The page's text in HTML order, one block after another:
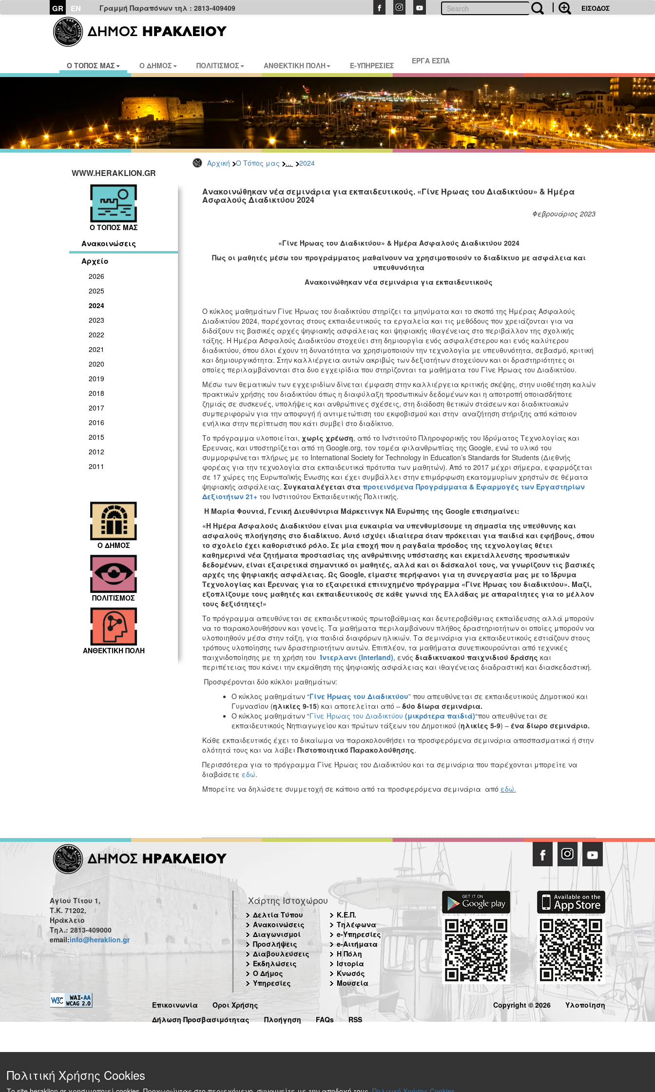
GR EN Γραμμή Παραπόνων τηλ : 2813-409409 ΕΙΣΟΔΟΣ
Ο ΤΟΠΟΣ ΜΑΣ Ο ΔΗΜΟΣ ΠΟΛΙΤΙΣΜΟΣ ΑΝΘΕΚΤΙΚΗ ΠΟΛΗ E-ΥΠΗΡΕΣΙΕΣ ΕΡΓΑ ΕΣΠΑ
Αρχική Ο Τόπος μας ... 2024
WWW.HERAKLION.GR
Ο ΤΟΠΟΣ ΜΑΣ
Ανακοινώσεις
Αρχείο
2026
2025
2024
2023
2022
2021
2020
2019
2018
2017
2016
2015
2012
2011
Ο ΔΗΜΟΣ
ΠΟΛΙΤΙΣΜΟΣ
ΑΝΘΕΚΤΙΚΗ ΠΟΛΗ
Ανακοινώθηκαν νέα σεμινάρια για εκπαιδευτικούς. «Γίνε Ήρωας του Διαδικτύου» & Ημέρα
Ασφαλούς Διαδικτύου 2024
Φεβρουάριος 2023
«Γίνε Ήρωας του Διαδικτύου» & Ημέρα Ασφαλούς Διαδικτύου 2024
Πως οι μαθητές μέσω του προγράμματος μαθαίνουν να χρησιμοποιούν το διαδίκτυο με ασφάλεια και
υπευθυνότητα
Ανακοινώθηκαν νέα σεμινάρια για εκπαιδευτικούς
Ο κύκλος μαθημάτων Γίνε Ήρωας του διαδικτύου στηρίζει τα μηνύματα και το σκοπό της Ημέρας Ασφαλούς
Διαδικτύου 2024, παρέχοντας στους εκπαιδευτικούς τα εργαλεία και τις μεθόδους που χρειάζονται για να
διδάξουν τις βασικές αρχές ψηφιακής ασφάλειας και ψηφιακής ιθαγένειας στο περιβάλλον της σχολικής
τάξης. Η Ημέρα Ασφαλούς Διαδικτύου στοχεύει στη δημιουργία ενός ασφαλέστερου και ενός καλύτερου
διαδικτύου, όπου όλοι έχουν τη δυνατότητα να χρησιμοποιούν την τεχνολογία με υπευθυνότητα, σεβασμό, κριτική
και δημιουργικότητα. Στην καλλιέργεια αυτών ακριβώς των δεξιοτήτων στοχεύουν και οι δραστηριότητες οι
οποίες περιλαμβάνονται στα δυο εγχειρίδια που στηρίζονται τα μαθήματα του Γίνε Ήρωας του Διαδικτύου.
Μέσω των θεματικών των εγχειριδίων δίνεται έμφαση στην καλλιέργεια κριτικής σκέψης, στην υιοθέτηση καλών
πρακτικών χρήσης του διαδικτύου όπως η διαφύλαξη προσωπικών δεδομένων και η αποτροπή οποιασδήποτε
ζημιάς σε συσκευές, υπολήψεις και ανθρώπινες σχέσεις, στη διάδοση θετικών στάσεων και διαδικτυακών
συμπεριφορών για την αποφυγή ή αντιμετώπιση του εκφοβισμού και στην αναζήτηση στήριξης από κάποιον
ενήλικα στην περίπτωση που κάτι συμβεί στο διαδίκτυο.
Το πρόγραμμα υλοποιείται, χωρίς χρέωση, από το Ινστιτούτο Πληροφορικής του Ιδρύματος Τεχνολογίας και
Έρευνας, και υποστηρίζεται από τη Google.org, τον τομέα φιλανθρωπίας της Google, ενώ το υλικό του
συμμορφώνεται πλήρως με το International Society for Technology in Education’s Standards for Students (Διεθνής
φορέας για την τεχνολογία στα εκπαιδευτικά πρότυπα των μαθητών). Από το 2017 μέχρι σήμερα, εφαρμόζεται
σε 17 χώρες της Ευρωπαϊκής Ένωσης και έχει συμβάλλει στην επιμόρφωση εκατομμυρίων χρηστών σε θέματα
ψηφιακής ασφάλειας. Συγκαταλέγεται στα προτεινόμενα Προγράμματα & Εφαρμογές των Εργαστηρίων
Δεξιοτήτων 21+του Ινστιτούτου Εκπαιδευτικής Πολιτικής.
HΜαρία Φουντά, Γενική Διευθύντρια Μάρκετινγκ ΝΑ Ευρώπης της Googleεπισημαίνει:
«Η Ημέρα Ασφαλούς Διαδικτύου είναι μια ευκαιρία να υπενθυμίσουμε τη σημασία της υπεύθυνης και
ασφαλούς πλοήγησης στο διαδίκτυο. Αυτό ισχύει ιδιαίτερα όταν πρόκειται για παιδιά και εφήβους, όπου
το σχολείο έχει καθοριστικό ρόλο. Σε μία εποχή που η ραγδαία πρόοδος της τεχνολογίας θέτει
καθημερινά νέα ζητήματα προστασίας της ανθρώπινης υπόστασης και εκμετάλλευσης προσωπικών
δεδομένων, είναι εξαιρετικά σημαντικό οι μαθητές, αλλά και οι δάσκαλοί τους, να γνωρίζουν τις βασικές
αρχές της ψηφιακής ασφάλειας. Ως Google, είμαστε περήφανοι για τη συνεργασία μας με το Ίδρυμα
Τεχνολογίας και Έρευνας για το εξαιρετικά επιτυχημένο πρόγραμμα «Γίνε Ήρωας του διαδικτύου». Μαζί,
εξοπλίζουμε τους μαθητές και εκπαιδευτικούς σε κάθε γωνιά της Ελλάδας με απαραίτητες για το μέλλον
τους δεξιότητες!»
Το πρόγραμμα απευθύνεται σε εκπαιδευτικούς πρωτοβάθμιας και δευτεροβάθμιας εκπαίδευσης αλλά μπορούν
να το παρακολουθήσουν και γονείς. Τα μαθήματα περιλαμβάνουν πλήθος δραστηριοτήτων οι οποίες μπορούν να
υλοποιηθούν μέσα στην τάξη, για παιδιά διαφόρων ηλικιών. Τα σεμινάρια για εκπαιδευτικούς εστιάζουν στους
τρόπους υλοποίησης των δραστηριοτήτων αυτών. Επιπλέον, τα μαθήματα συνεπικουρούνται από τεχνικές
παιχνιδοποίησης με τη χρήση τουΊντερλαντ (Interland), ενός διαδικτυακού παιχνιδιού δράσης και
περιπέτειας που κάνει την εκμάθηση της ψηφιακής ασφάλειας και ιθαγένειας διαδραστική και διασκεδαστική.
Προσφέρονται δύο κύκλοι μαθημάτων:
O κύκλος μαθημάτων “Γίνε Ήρωας του Διαδικτύου” που απευθύνεται σε εκπαιδευτικούς Δημοτικού και
Γυμνασίου (ηλικίες 9-15) και αποτελείται από –δύο δίωρα σεμινάρια.
O κύκλος μαθημάτων “Γίνε Ήρωας του Διαδικτύου (μικρότερα παιδιά)“που απευθύνεται σε
εκπαιδευτικούς Νηπιαγωγείου και πρώτων τάξεων του Δημοτικού (ηλικίες 5-9) – ένα δίωρο σεμινάριο.
Κάθε εκπαιδευτικός έχει το δικαίωμα να παρακολουθήσει τα προσφερόμενα σεμινάρια αποσπασματικά ή στην
ολότητά τους και να λάβει Πιστοποιητικό Παρακολούθησης.
Περισσότερα για το πρόγραμμα Γίνε Ήρωας του Διαδικτύου και τα σεμινάρια που παρέχονται μπορείτε να
διαβάσετε εδώ.
Μπορείτε να δηλώσετε συμμετοχή σε κάποιο από τα προσφερόμενα σεμινάρια από εδώ.
Αγίου Τίτου 1,
Τ.Κ. 71202,
Ηράκλειο
Τηλ.: 2813-409000
email:info@heraklion.gr
Χάρτης Ιστοχώρου
Δελτία Τύπου
Ανακοινώσεις
Διαγωνισμοί
Προσλήψεις
Διαβουλεύσεις
Εκδηλώσεις
Ο Δήμος
Υπηρεσίες
Κ.Ε.Π.
Τηλέφωνα
e-Υπηρεσίες
e-Αιτήματα
Η Πόλη
Ιστορία
Κνωσός
Μουσεία
Επικοινωνία
Όροι Χρήσης
Δήλωση Προσβασιμότητας
Πλοήγηση FAQs RSS
Copyright © 2026 Υλοποίηση
Πολιτική Χρήσης Cookies